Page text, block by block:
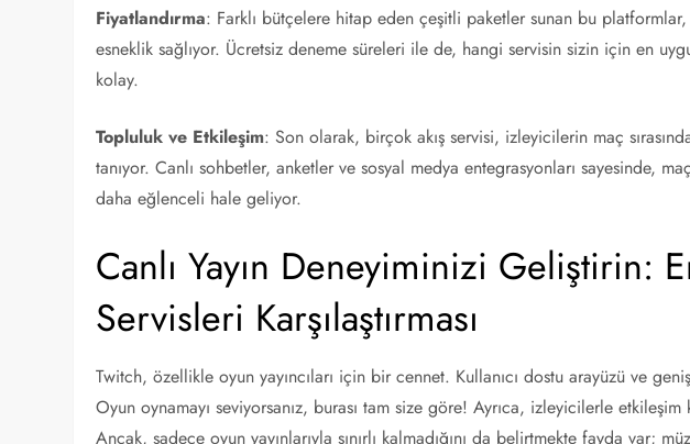
Fiyatlandırma: Farklı bütçelere hitap eden çeşitli paketler sunan bu platformlar,
esneklik sağlıyor. Ücretsiz deneme süreleri ile de, hangi servisin sizin için en
kolay.
Topluluk ve Etkileşim: Son olarak, birçok akış servisi, izleyicilerin maç
tanıyor. Canlı sohbetler, anketler ve sosyal medya entegrasyonları sayesinde,
daha eğlenceli hale geliyor.
Canlı Yayın Deneyiminizi Geliştirin:
Servisleri Karşılaştırması
Twitch, özellikle oyun yayıncıları için bir cennet. Kullanıcı dostu arayüzü ve
Oyun oynamayı seviyorsanız, burası tam size göre! Ayrıca, izleyicilerle
Ancak, sadece oyun yayınlarıyla sınırlı kalmadığını da belirtmekte fayda var;